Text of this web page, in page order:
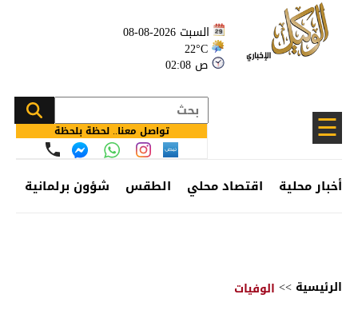
السبت 2026-08-08
22°C
02:08 ص
☰ تواصل معنا.. لحظة بلحظة
أخبار محلية اقتصاد محلي الطقس شؤون برلمانية
الرئيسية >> الوفيات